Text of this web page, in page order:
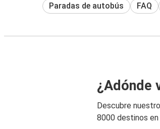
Paradas de autobús FAQ
¿Adónde
Descubre
8000 destinos